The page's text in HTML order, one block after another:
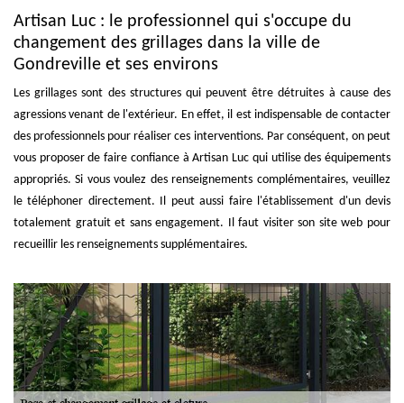
Artisan Luc : le professionnel qui s'occupe du
changement des grillages dans la ville de
Gondreville et ses environs
Les grillages sont des structures qui peuvent être détruites à cause des
agressions venant de l'extérieur. En effet, il est indispensable de contacter
des professionnels pour réaliser ces interventions. Par conséquent, on peut
vous proposer de faire confiance à Artisan Luc qui utilise des équipements
appropriés. Si vous voulez des renseignements complémentaires, veuillez
le téléphoner directement. Il peut aussi faire l'établissement d'un devis
totalement gratuit et sans engagement. Il faut visiter son site web pour
recueillir les renseignements supplémentaires.